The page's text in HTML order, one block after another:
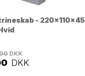
- 220x110x45
DKK
DKK